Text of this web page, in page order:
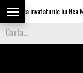
invataturile lui Nea Marin: